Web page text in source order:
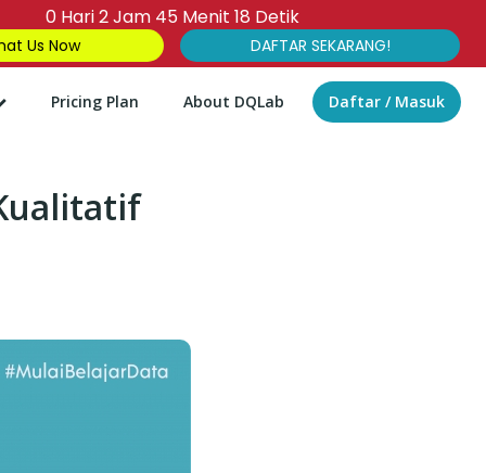
0Hari2Jam 45 Menit 17 Detik
Us Now DAFTAR SEKARANG!
Pricing Plan About DQLab Daftar / Masuk